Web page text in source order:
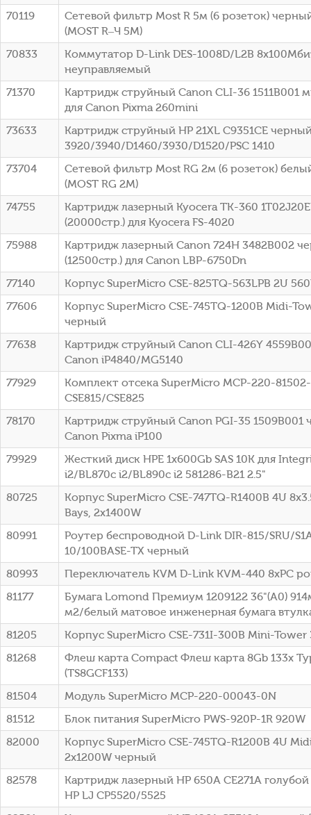
70119
Сетевой фильтр Most R 5м (6 розеток)
(МОSТ R–Ч 5М)
70833
Коммутатор D-Link DES-1008D/L2B
неуправляемый
71370
Картридж струйный Canon CLI-36 1511B001
для Canon Pixma 260mini
73633
Картридж струйный HP 21XL C9351CE
3920/3940/D1460/3930/D1520/PSC 1410
73704
Сетевой фильтр Most RG 2м (6 розеток)
(МОSТ RG 2М)
74755
Картридж лазерный Kyocera TK-360
(20000стр.) для Kyocera FS-4020
75988
Картридж лазерный Canon 724H 3482B002
(12500стр.) для Canon LBP-6750Dn
77140
Корпус SuperMicro CSE-825TQ-563LPB 2U
77606
Корпус SuperMicro CSE-745TQ-1200B Midi-
черный
77638
Картридж струйный Canon CLI-426Y
Canon iP4840/MG5140
77929
Комплект отсека SuperMicro MCP-220-
CSE815/CSE825
78170
Картридж струйный Canon PGI-35 1509B001
Canon Pixma iP100
79929
Жесткий диск HPE 1x600Gb SAS 10K для
i2/BL870c i2/BL890c i2 581286-B21 2.5"
80725
Корпус SuperMicro CSE-747TQ-R1400B 4U
Bays, 2x1400W
80991
Роутер беспроводной D-Link DIR-815/SRU/
10/100BASE-TX черный
80993
Переключатель KVM D-Link KVM-440 8xPC
81177
Бумага Lomond Премиум 1209122 36"(A0)
м2/белый матовое инженерная бумага
81205
Корпус SuperMicro CSE-731I-300B Mini-Tower
81268
Флеш карта Compact Флеш карта 8Gb 133x
(TS8GCF133)
81504
Модуль SuperMicro MCP-220-00043-0N
81512
Блок питания SuperMicro PWS-920P-1R 920W
82000
Корпус SuperMicro CSE-745TQ-R1200B 4U
2x1200W черный
82578
Картридж лазерный HP 650A CE271A голубой
HP LJ CP5520/5525